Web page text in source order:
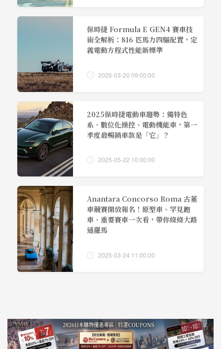
保時捷 Formula E GEN4 賽車技
術全解析：816 匹馬力四驅配置，定
義電動方程式性能新標準
2026-03-20 09:00:00
2025保時捷電動車趨勢：獨特色
系、數位化操控、電動機能車，第一
季度最暢銷車款是「它」？
2025-05-22 10:00:00
Anantara Concorso Roma 古董
車競賽開放報名！原型車、罕見跑
車、重要賽車一次看，帶你條條大路
通羅馬
2025-03-24 11:00:00